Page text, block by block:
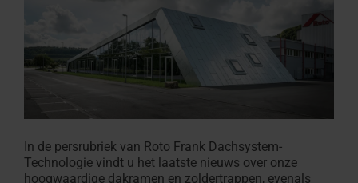
In de persrubriek van Roto Frank Dachsystem-
Technologie vindt u het laatste nieuws over onze
hoogwaardige dakramen en zoldertrappen, evenals